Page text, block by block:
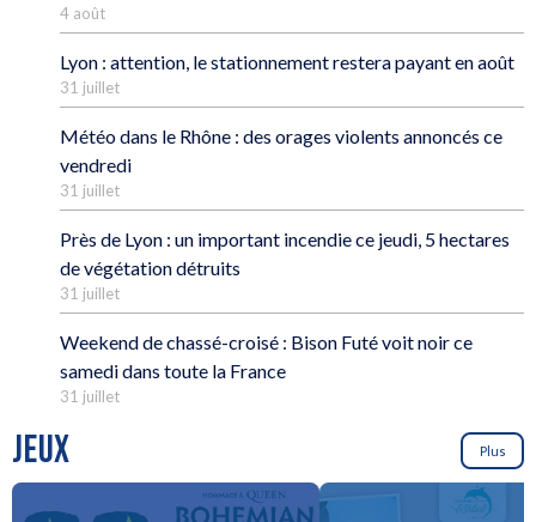
4 août
Lyon : attention, le stationnement restera payant en août
31 juillet
Météo dans le Rhône : des orages violents annoncés ce
vendredi
31 juillet
Près de Lyon : un important incendie ce jeudi, 5 hectares
de végétation détruits
31 juillet
Weekend de chassé-croisé : Bison Futé voit noir ce
samedi dans toute la France
31 juillet
JEUX Plus